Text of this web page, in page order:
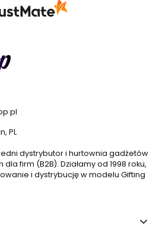
PL
dystrybutor i hurtownia gadżetów
firm (B2B). Działamy od 1998 roku,
i dystrybucję w modelu Gifting